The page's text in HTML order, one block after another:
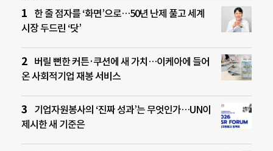
한 줄 점자를 ‘화면’으로…50년 난제 풀고 세계
시장 두드린 ‘닷’
버릴 뻔한 커튼·쿠션에 새 가치…이케아에 들어
온 사회적기업 재봉 서비스
기업자원봉사의 ‘진짜 성과’는 무엇인가…UN이
제시한 새 기준은